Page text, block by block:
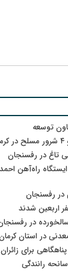
توسعه
تاغ در رفسنجان
راه‌آهن
رفسنجان
در
در استان کرمان
برای